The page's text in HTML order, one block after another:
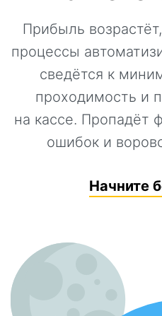
Прибыль
процессы
сведётся к
проходимость и
на кассе. Пропадёт
ошибок и
Начните